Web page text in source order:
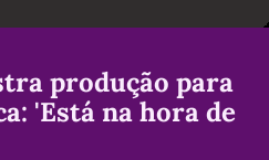
produção para
'Está na hora de